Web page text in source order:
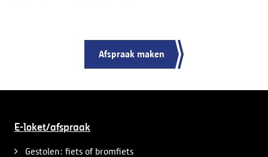
Afspraak maken
E-loket/afspraak
Gestolen: fiets of bromfiets